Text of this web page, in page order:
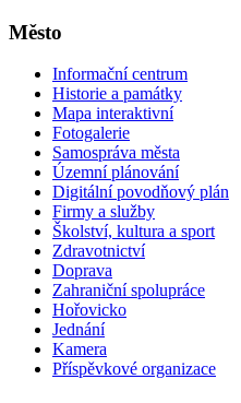
Město
Informační centrum
Historie a památky
Mapa interaktivní
Fotogalerie
Samospráva města
Územní plánování
Digitální povodňový plán
Firmy a služby
Školství, kultura a sport
Zdravotnictví
Doprava
Zahraniční spolupráce
Hořovicko
Jednání
Kamera
Příspěvkové organizace